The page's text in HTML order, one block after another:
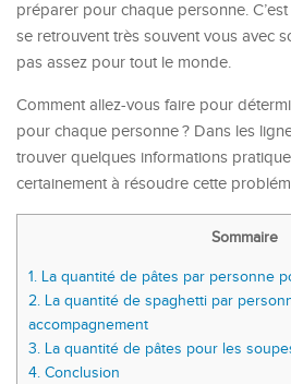
préparer pour chaque personne.
se retrouvent très souvent vous avec
pas assez pour tout le monde.
Comment allez-vous faire pour
pour chaque personne ? Dans les
trouver quelques informations
certainement à résoudre cette
Sommaire
1. La quantité de pâtes par personne
2. La quantité de spaghetti par
accompagnement
3. La quantité de pâtes pour les
4. Conclusion